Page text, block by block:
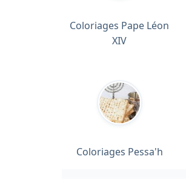
Coloriages Pape Léon
XIV
Coloriages Pessa'h